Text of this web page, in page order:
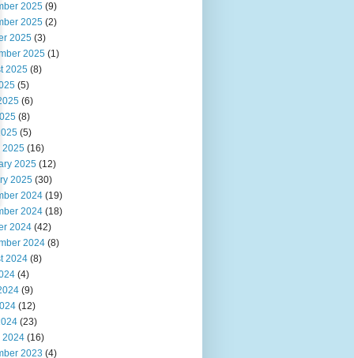
2025 (9)
2025 (2)
2025 (3)
2025 (1)
2025 (8)
(5)
(6)
(8)
(5)
2025 (16)
2025 (12)
2025 (30)
2024 (19)
2024 (18)
2024 (42)
2024 (8)
2024 (8)
(4)
(9)
(12)
(23)
2024 (16)
2023 (4)